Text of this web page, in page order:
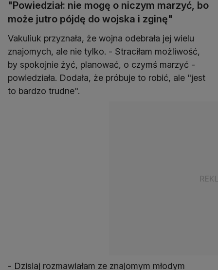
"Powiedział: nie mogę o niczym marzyć, bo
może jutro pójdę do wojska i zginę"
Vakuliuk przyznała, że wojna odebrała jej wielu
znajomych, ale nie tylko. - Straciłam możliwość,
by spokojnie żyć, planować, o czymś marzyć -
powiedziała. Dodała, że próbuje to robić, ale "jest
to bardzo trudne".
- Dzisiaj rozmawiałam ze znajomym młodym